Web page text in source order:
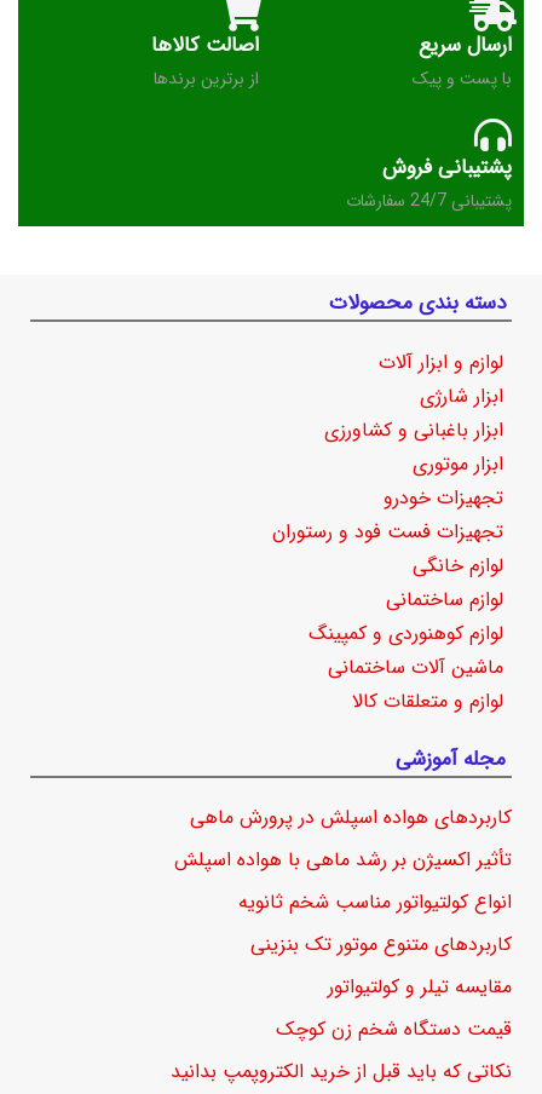
ارسال سریع
با پست و پیک
اصالت کالاها
از برترین برندها
پشتیبانی فروش
پشتیبانی 24/7 سفارشات
دسته بندی محصولات
لوازم و ابزار آلات
ابزار شارژی
ابزار باغبانی و کشاورزی
ابزار موتوری
تجهیزات خودرو
تجهیزات فست فود و رستوران
لوازم خانگی
لوازم ساختمانی
لوازم کوهنوردی و کمپینگ
ماشین آلات ساختمانی
لوازم و متعلقات کالا
مجله آموزشی
کاربردهای هواده اسپلش در پرورش ماهی
تأثیر اکسیژن بر رشد ماهی با هواده اسپلش
انواع کولتیواتور مناسب شخم ثانویه
کاربردهای متنوع موتور تک بنزینی
مقایسه تیلر و کولتیواتور
قیمت دستگاه شخم زن کوچک
نکاتی که باید قبل از خرید الکتروپمپ بدانید